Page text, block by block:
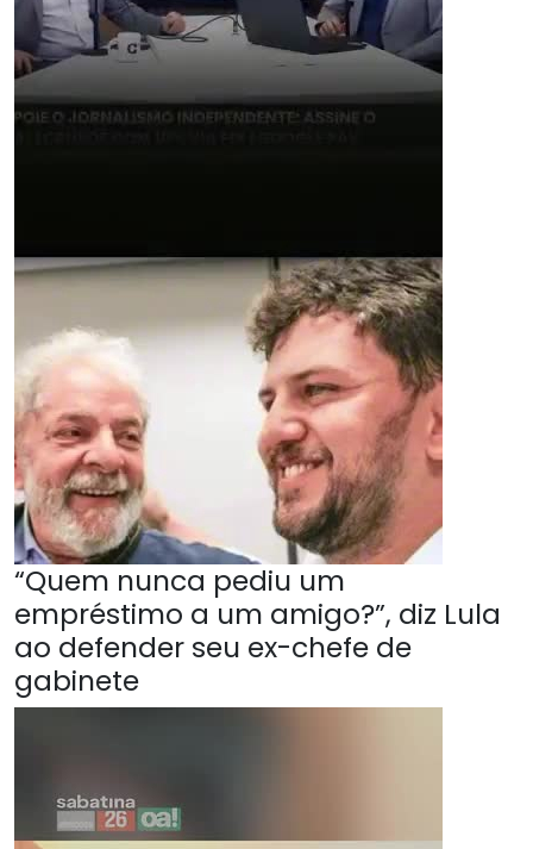
“Quem nunca pediu um
empréstimo a um amigo?”, diz Lula
ao defender seu ex-chefe de
gabinete